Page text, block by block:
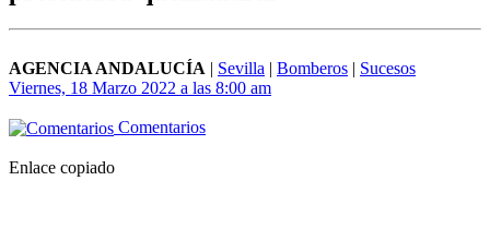
AGENCIA ANDALUCÍA | Sevilla | Bomberos | Sucesos
Viernes, 18 Marzo 2022 a las 8:00 am
Comentarios
Enlace copiado